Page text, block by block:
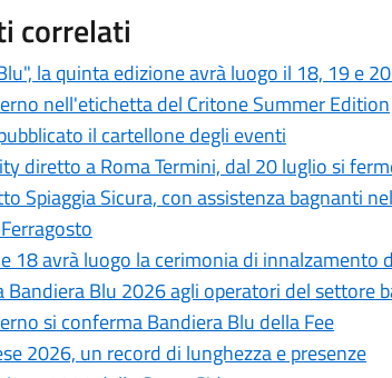
correlati
la quinta edizione avrà luogo il 18, 19 e
nell'etichetta del Critone Summer Edition
il cartellone degli eventi
diretto a Roma Termini, dal 20 luglio si
Spiaggia Sicura, con assistenza bagnanti
18 avrà luogo la cerimonia di innalzamento
Bandiera Blu 2026 agli operatori del settore
si conferma Bandiera Blu della Fee
2026, un record di lunghezza e presenze